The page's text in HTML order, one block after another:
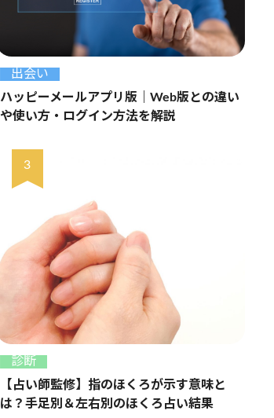
出会い
ハッピーメールアプリ版｜Web版との違い
や使い方・ログイン方法を解説
診断
【占い師監修】指のほくろが示す意味と
は？手足別＆左右別のほくろ占い結果